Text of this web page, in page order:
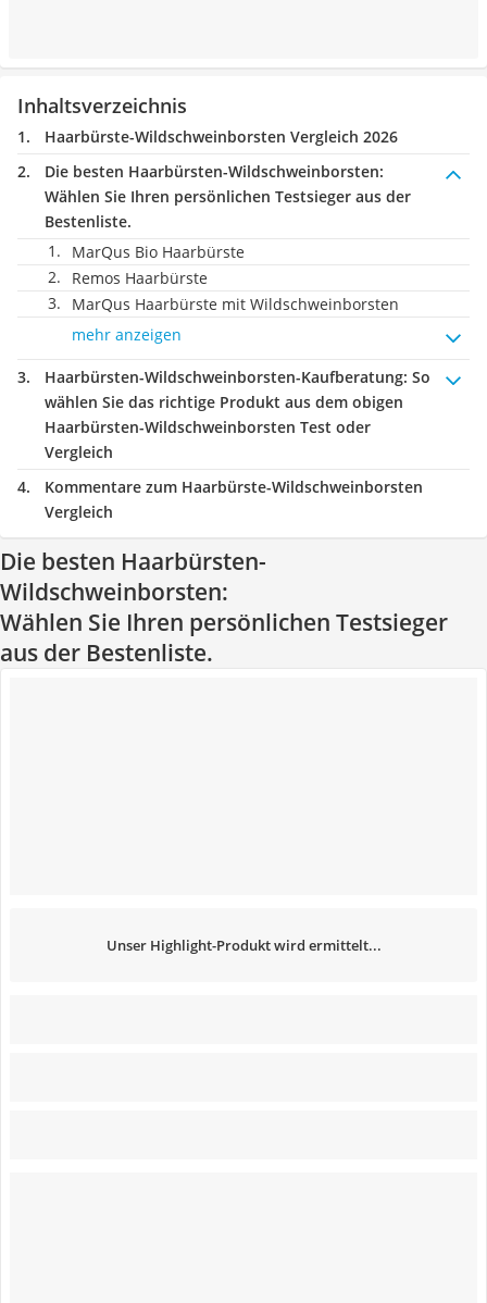
Inhaltsverzeichnis
Haarbürste-Wildschweinborsten Vergleich 2026
Die besten Haarbürsten-Wildschweinborsten:
Wählen Sie Ihren persönlichen Testsieger aus der
Bestenliste.
MarQus Bio Haarbürste
Remos Haarbürste
MarQus Haarbürste mit Wildschweinborsten
mehr anzeigen
Haarbürsten-Wildschweinborsten-Kaufberatung: So
wählen Sie das richtige Produkt aus dem obigen
Haarbürsten-Wildschweinborsten Test oder
Vergleich
Kommentare zum Haarbürste-Wildschweinborsten
Vergleich
Die besten Haarbürsten-
Wildschweinborsten:
Wählen Sie Ihren persönlichen Testsieger
aus der Bestenliste.
Unser Highlight-Produkt wird ermittelt...